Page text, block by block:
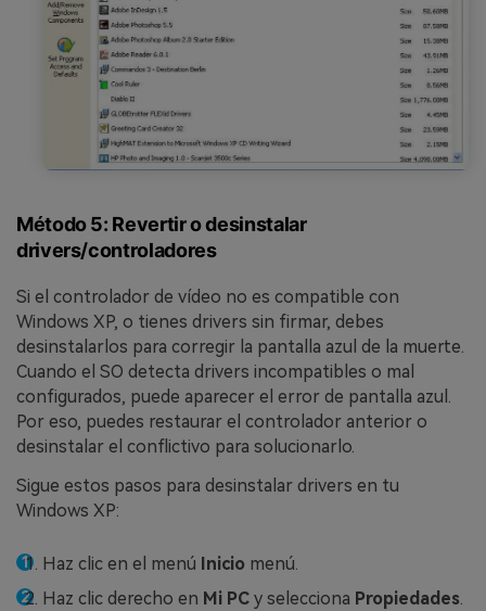
Método 5: Revertir o desinstalar
drivers/controladores
Si el controlador de vídeo no es compatible con
Windows XP, o tienes drivers sin firmar, debes
desinstalarlos para corregir la pantalla azul de la muerte.
Cuando el SO detecta drivers incompatibles o mal
configurados, puede aparecer el error de pantalla azul.
Por eso, puedes restaurar el controlador anterior o
desinstalar el conflictivo para solucionarlo.
Sigue estos pasos para desinstalar drivers en tu
Windows XP:
Haz clic en el menú Inicio menú.
Haz clic derecho en Mi PC y selecciona Propiedades.